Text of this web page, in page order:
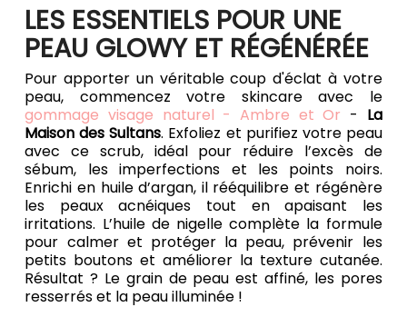
LES ESSENTIELS POUR UNE
PEAU GLOWY ET RÉGÉNÉRÉE
Pour apporter un véritable coup d'éclat à votre
peau, commencez votre skincare avec le
gommage visage naturel - Ambre et Or - La
Maison des Sultans. Exfoliez et purifiez votre peau
avec ce scrub, idéal pour réduire l’excès de
sébum, les imperfections et les points noirs.
Enrichi en huile d’argan, il rééquilibre et régénère
les peaux acnéiques tout en apaisant les
irritations. L’huile de nigelle complète la formule
pour calmer et protéger la peau, prévenir les
petits boutons et améliorer la texture cutanée.
Résultat ? Le grain de peau est affiné, les pores
resserrés et la peau illuminée !